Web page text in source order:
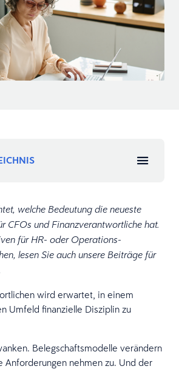
welche Bedeutung die neueste
CFOs und Finanzverantwortliche hat.
für HR- oder Operations-
lesen Sie auch unsere Beiträge für
wird erwartet, in einem
Umfeld finanzielle Disziplin zu
Belegschaftsmodelle verändern
Anforderungen nehmen zu. Und der